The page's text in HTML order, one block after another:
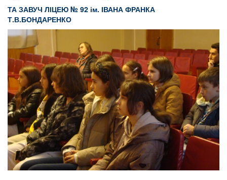
ТА ЗАВУЧ ЛІЦЕЮ № 92 ім. ІВАНА ФРАНКА
Т.В.БОНДАРЕНКО